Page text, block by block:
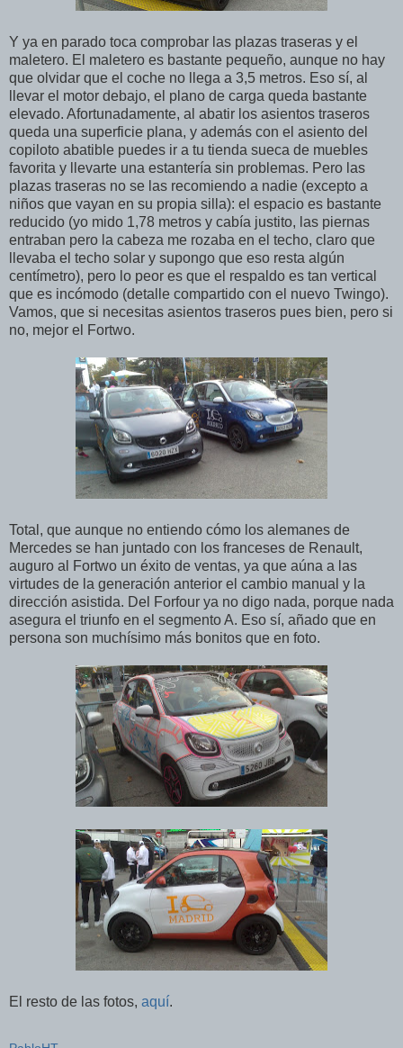
Y ya en parado toca comprobar las plazas traseras y el
maletero. El maletero es bastante pequeño, aunque no hay
que olvidar que el coche no llega a 3,5 metros. Eso sí, al
llevar el motor debajo, el plano de carga queda bastante
elevado. Afortunadamente, al abatir los asientos traseros
queda una superficie plana, y además con el asiento del
copiloto abatible puedes ir a tu tienda sueca de muebles
favorita y llevarte una estantería sin problemas. Pero las
plazas traseras no se las recomiendo a nadie (excepto a
niños que vayan en su propia silla): el espacio es bastante
reducido (yo mido 1,78 metros y cabía justito, las piernas
entraban pero la cabeza me rozaba en el techo, claro que
llevaba el techo solar y supongo que eso resta algún
centímetro), pero lo peor es que el respaldo es tan vertical
que es incómodo (detalle compartido con el nuevo Twingo).
Vamos, que si necesitas asientos traseros pues bien, pero si
no, mejor el Fortwo.
Total, que aunque no entiendo cómo los alemanes de
Mercedes se han juntado con los franceses de Renault,
auguro al Fortwo un éxito de ventas, ya que aúna a las
virtudes de la generación anterior el cambio manual y la
dirección asistida. Del Forfour ya no digo nada, porque nada
asegura el triunfo en el segmento A. Eso sí, añado que en
persona son muchísimo más bonitos que en foto.
El resto de las fotos, aquí.